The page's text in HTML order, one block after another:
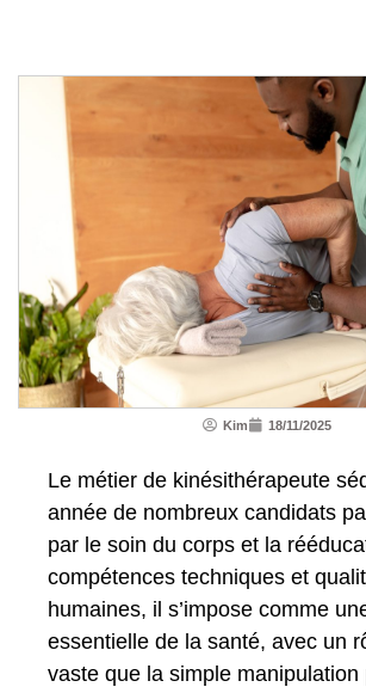
Kim 18/11/2025
Le métier de kinésithérapeute
année de nombreux candidats
par le soin du corps et la
compétences techniques et
humaines, il s’impose comme
essentielle de la santé, avec un
vaste que la simple manipulation